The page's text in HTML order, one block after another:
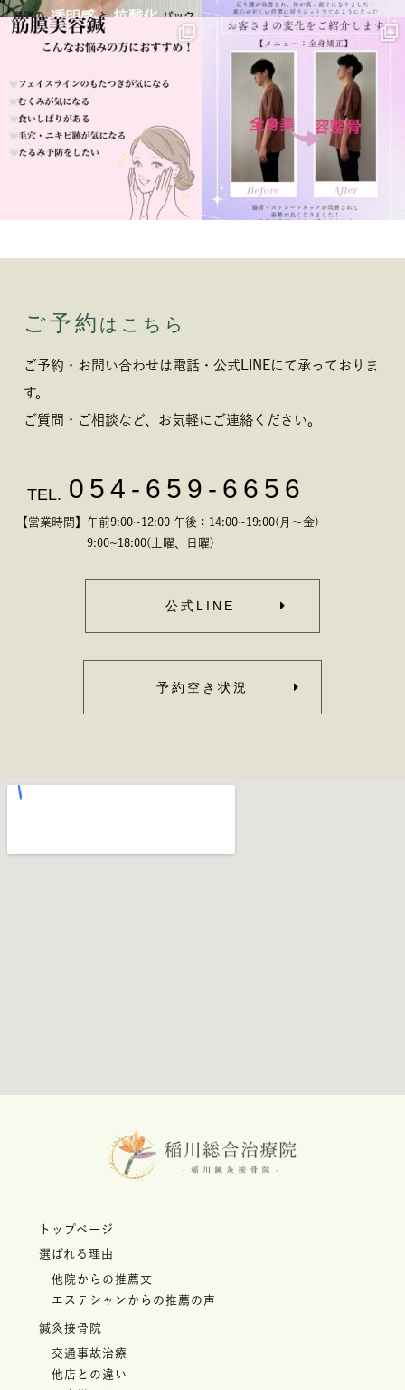
ご予約 はこちら
ご予約・お問い合わせは電話・公式LINEにて承っておりま
す。
ご質問・ご相談など、お気軽にご連絡ください。
TEL. 054-659-6656
【営業時間】午前9:00~12:00 午後：14:00~19:00(月～金)
9:00~18:00(土曜、日曜)
公式LINE
予約空き状況
トップページ
選ばれる理由
他院からの推薦文
エステシャンからの推薦の声
鍼灸接骨院
交通事故治療
他店との違い